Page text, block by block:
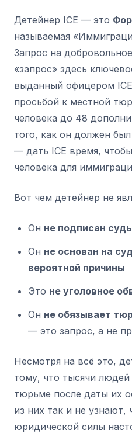
Детейнер ICE — это
называемая
Запрос на
«запрос» здесь
выданный офицером
просьбой к местной
человека до 48
того, как он должен
— дать ICE время,
человека для
Вот чем детейнер не
Он не подписан
Он не основан на
вероятной причины
Это не уголовное
Он не обязывает
— это запрос, а не
Несмотря на всё это,
тому, что тысячи
тюрьме после даты их
из них так и не узнают,
юридической силы